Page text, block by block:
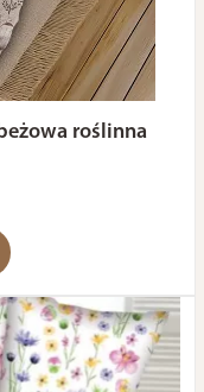
roślinna